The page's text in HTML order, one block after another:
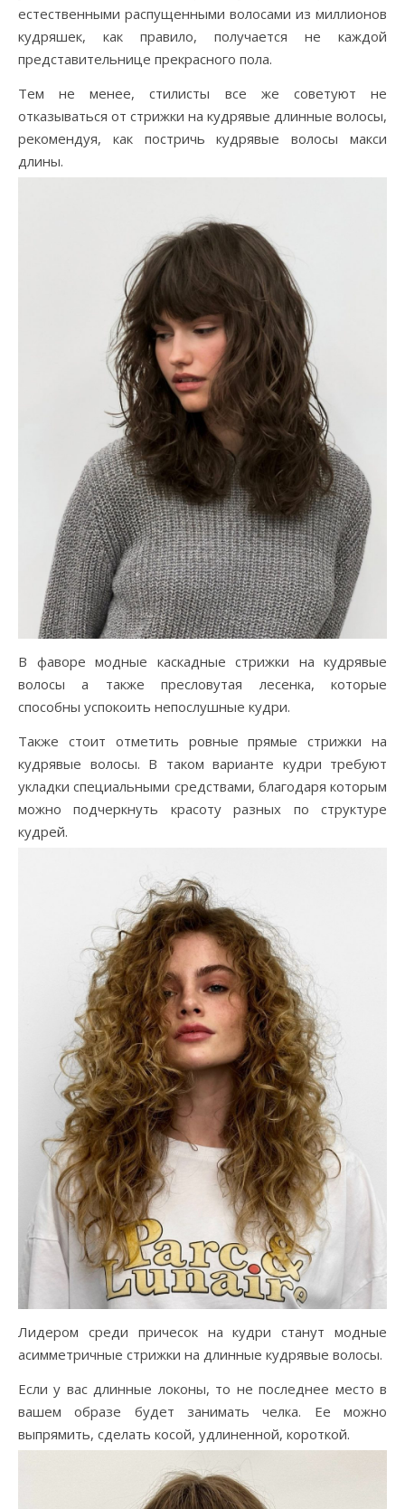
естественными распущенными волосами из миллионов
кудряшек, как правило, получается не каждой
представительнице прекрасного пола.
Тем не менее, стилисты все же советуют не
отказываться от стрижки на кудрявые длинные волосы,
рекомендуя, как постричь кудрявые волосы макси
длины.
В фаворе модные каскадные стрижки на кудрявые
волосы а также пресловутая лесенка, которые
способны успокоить непослушные кудри.
Также стоит отметить ровные прямые стрижки на
кудрявые волосы. В таком варианте кудри требуют
укладки специальными средствами, благодаря которым
можно подчеркнуть красоту разных по структуре
кудрей.
Лидером среди причесок на кудри станут модные
асимметричные стрижки на длинные кудрявые волосы.
Если у вас длинные локоны, то не последнее место в
вашем образе будет занимать челка. Ее можно
выпрямить, сделать косой, удлиненной, короткой.